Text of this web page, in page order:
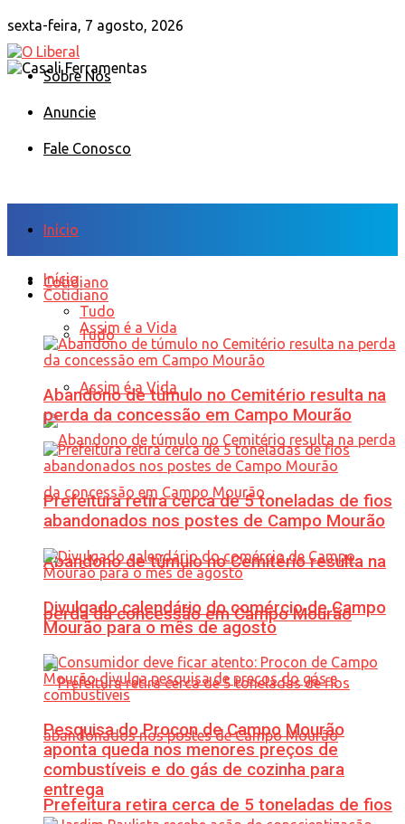
sexta-feira, 7 agosto, 2026
Sobre Nós
Anuncie
Fale Conosco
Início
Cotidiano
Tudo
Assim é a Vida
Abandono de túmulo no Cemitério resulta na
perda da concessão em Campo Mourão
Prefeitura retira cerca de 5 toneladas de fios
Início
Cotidiano
Tudo
Assim é a Vida
Abandono de túmulo no Cemitério resulta na
perda da concessão em Campo Mourão
Prefeitura retira cerca de 5 toneladas de fios
abandonados nos postes de Campo Mourão
Divulgado calendário do comércio de Campo
Mourão para o mês de agosto
Pesquisa do Procon de Campo Mourão
aponta queda nos menores preços de
combustíveis e do gás de cozinha para
entrega